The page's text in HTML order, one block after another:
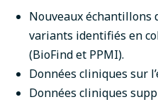
Nouveaux échantillons
variants identifiés en
(BioFind et PPMI).
Données cliniques sur
Données cliniques